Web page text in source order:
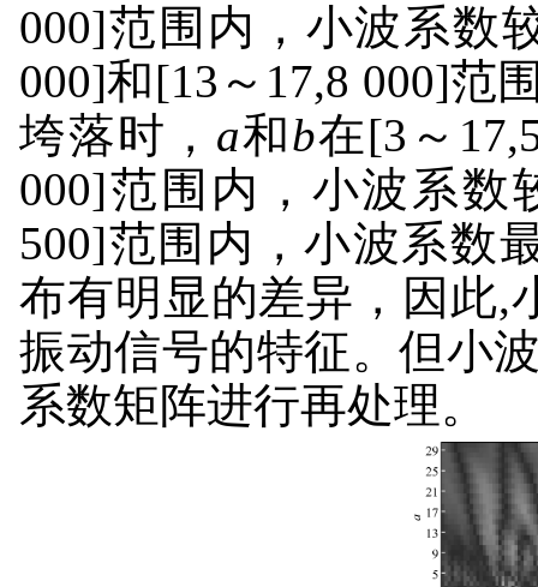
000]范围内，小波系数
000]和[13～17,8 000]范
垮落时， a和b在[3～
000]范围内，小波系数
500]范围内，小波系数
布有明显的差异，因此,
振动信号的特征。但小
系数矩阵进行再处理。